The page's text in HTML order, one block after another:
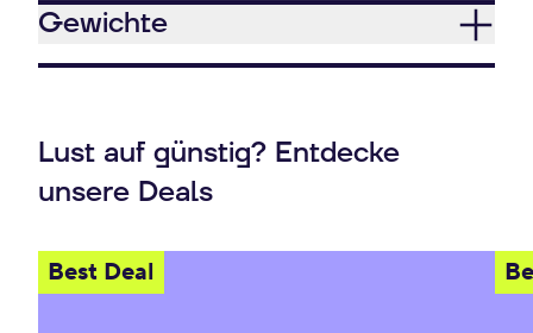
Gewichte
Lust auf günstig? Entdecke
unsere Deals
Best Deal